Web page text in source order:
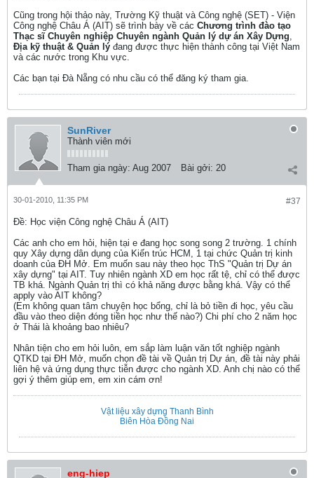
Cũng trong hội thảo này, Trường Kỹ thuật và Công nghệ (SET) - Viện
Công nghệ Châu Á (AIT) sẽ trình bày về các Chương trình đào tạo
Thạc sĩ Chuyên nghiệp Chuyên ngành Quản lý dự án Xây Dựng,
Địa kỹ thuật & Quản lý đang được thực hiện thành công tại Việt Nam
và các nước trong Khu vực.
Các bạn tại Đà Nẵng có nhu cầu có thể đăng ký tham gia.
SunRiver
Thành viên mới
Tham gia ngày: Aug 2007 Bài gởi: 20
#37
30-01-2010, 11:35 PM
Ðề: Học viện Công nghệ Châu Á (AIT)
Các anh cho em hỏi, hiện tại e đang học song song 2 trường. 1 chính
quy Xây dựng dân dụng của Kiến trúc HCM, 1 tại chức Quản trị kinh
doanh của ĐH Mở. Em muốn sau này theo học ThS "Quản trị Dự án
xây dựng" tại AIT. Tuy nhiên ngành XD em học rất tệ, chỉ có thể được
TB khá. Ngành Quản trị thì có khả năng được bằng khá. Vậy có thể
apply vào AIT không?
(Em không quan tâm chuyện học bổng, chỉ là bỏ tiền đi học, yêu cầu
đầu vào theo diện đóng tiền học như thế nào?) Chi phí cho 2 năm học
ở Thái là khoảng bao nhiêu?
Nhân tiện cho em hỏi luôn, em sắp làm luận văn tốt nghiệp ngành
QTKD tại ĐH Mở, muốn chọn đề tài về Quản trị Dự án, đề tài này phải
liên hệ và ứng dụng thực tiễn được cho ngành XD. Anh chị nào có thể
gợi ý thêm giúp em, em xin cám ơn!
Vật liệu xây dựng Thanh Bình
Biên Hòa Đồng Nai
eng-hiep